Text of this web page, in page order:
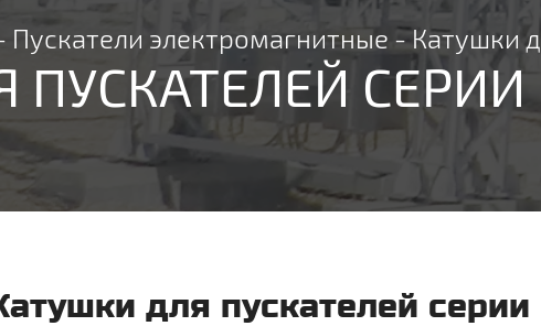
Пускатели электромагнитные - Катушки
ПУСКАТЕЛЕЙ СЕРИИ
для пускателей